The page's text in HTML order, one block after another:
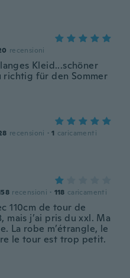
recensioni
Kleid...schöner
für den Sommer
recensioni · 1 caricamenti
recensioni · 118 caricamenti
110cm de tour de
mais j’ai pris du xxl. Ma
La robe m’étrangle, le
le tour est trop petit.